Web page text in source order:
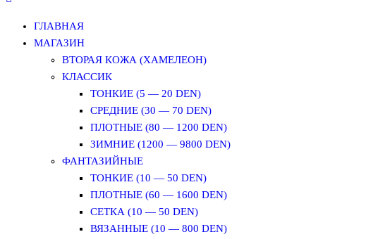
ГЛАВНАЯ
МАГАЗИН
ВТОРАЯ КОЖА (ХАМЕЛЕОН)
КЛАССИК
ТОНКИЕ (5 — 20 DEN)
СРЕДНИЕ (30 — 70 DEN)
ПЛОТНЫЕ (80 — 1200 DEN)
ЗИМНИЕ (1200 — 9800 DEN)
ФАНТАЗИЙНЫЕ
ТОНКИЕ (10 — 50 DEN)
ПЛОТНЫЕ (60 — 1600 DEN)
СЕТКА (10 — 50 DEN)
ВЯЗАННЫЕ (10 — 800 DEN)